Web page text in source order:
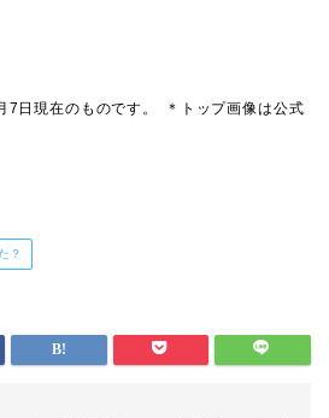
日現在のものです。 ＊トップ画像は公式
？